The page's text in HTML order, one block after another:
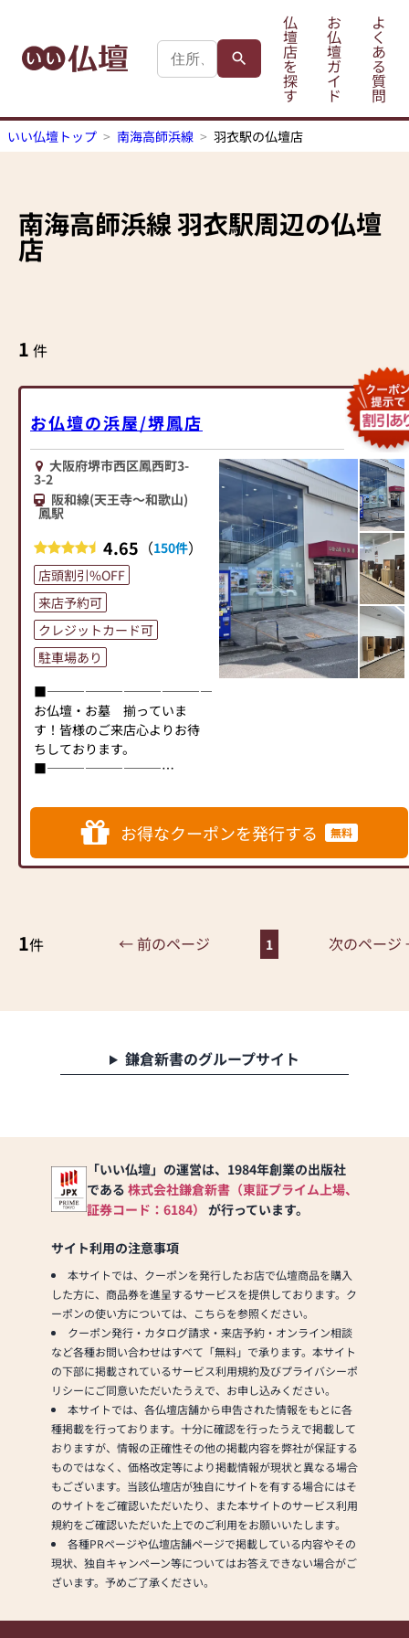
仏
壇
店
を
探
す
お
仏
壇
ガ
イ
ド
よ
く
あ
る
質
問
いい仏壇トップ 南海高師浜線 羽衣駅の仏壇店
南海高師浜線羽衣駅周辺の仏壇
店
1 件
お仏壇の浜屋/堺鳳店
大阪府堺市西区鳳西町3-
3-2
阪和線(天王寺～和歌山)
鳳駅
4.65 （150件）
店頭割引%OFF
来店予約可
クレジットカード可
駐車場あり
■―――――――――――――――――――――――――――■
お仏壇・お墓 揃っていま
す！皆様のご来店心よりお待
ちしております。
■―――――――――――――――――――――――――――■
の品揃えの店舗です。金仏壇
をはじめ、唐木仏壇、家具調
仏壇、上置型仏壇と種類だけ
でなく、いろんなサイズの仏
出張修理から、仏壇の修復の
クター」の資格を持つ優秀な
スタッフも多数おりますの
で、お墓の文字彫、移設等仏
石 一貫しておりますので、
お気軽にご連絡頂きますよう
宜しくお願い致します。
当店ではコロナ対策として下
記の項目を実施しておりま
す。
①消毒液を設置
②従業員は手洗い・うが
い・マスクを着用
③お客様から一定の距離
④1窓やドアを開けるなどし
ての換気
⑤短縮営業等によって営業
時間を調整
以上の項目を心掛け営業して
おります。ご理解のほど宜し
くお願い致します。
お得なクーポンを発行する 無料
1件 ← 前のページ 1 次のペー
鎌倉新書のグループサイト
「いい仏壇」の運営は、1984年創業の出版社
である 株式会社鎌倉新書（東証プライム上場、
証券コード：6184） が行っています。
サイト利用の注意事項
本サイトでは、クーポンを発行したお店で仏壇商品を購入
した方に、商品券を進呈するサービスを提供しております。ク
ーポンの使い方については、こちらを参照ください。
クーポン発行・カタログ請求・来店予約・オンライン相談
など各種お問い合わせはすべて「無料」で承ります。本サイト
の下部に掲載されているサービス利用規約及びプライバシーポ
リシーにご同意いただいたうえで、お申し込みください。
本サイトでは、各仏壇店舗から申告された情報をもとに各
種掲載を行っております。十分に確認を行ったうえで掲載して
おりますが、情報の正確性その他の掲載内容を弊社が保証する
ものではなく、価格改定等により掲載情報が現状と異なる場合
もございます。当該仏壇店が独自にサイトを有する場合にはそ
のサイトをご確認いただいたり、また本サイトのサービス利用
規約をご確認いただいた上でのご利用をお願いいたします。
各種PRページや仏壇店舗ページで掲載している内容やその
現状、独自キャンペーン等についてはお答えできない場合がご
ざいます。予めご了承ください。